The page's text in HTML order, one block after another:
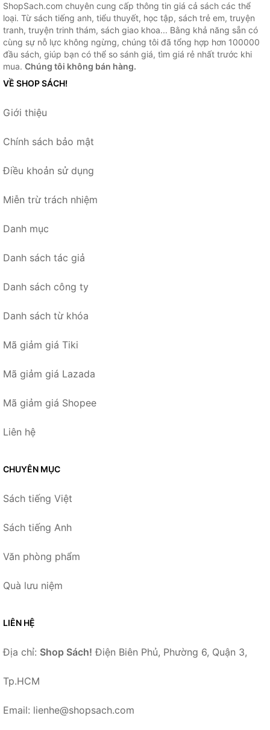
ShopSach.com chuyên cung cấp thông tin giá cả sách các thể
loại. Từ sách tiếng anh, tiểu thuyết, học tập, sách trẻ em, truyện
tranh, truyện trinh thám, sách giao khoa... Bằng khả năng sẵn có
cùng sự nỗ lực không ngừng, chúng tôi đã tổng hợp hơn 100000
đầu sách, giúp bạn có thể so sánh giá, tìm giá rẻ nhất trước khi
mua. Chúng tôi không bán hàng.
VỀ SHOP SÁCH!
Giới thiệu
Chính sách bảo mật
Điều khoản sử dụng
Miễn trừ trách nhiệm
Danh mục
Danh sách tác giả
Danh sách công ty
Danh sách từ khóa
Mã giảm giá Tiki
Mã giảm giá Lazada
Mã giảm giá Shopee
Liên hệ
CHUYÊN MỤC
Sách tiếng Việt
Sách tiếng Anh
Văn phòng phẩm
Quà lưu niệm
LIÊN HỆ
Địa chỉ: Shop Sách! Điện Biên Phủ, Phường 6, Quận 3,
Tp.HCM
Email: lienhe@shopsach.com